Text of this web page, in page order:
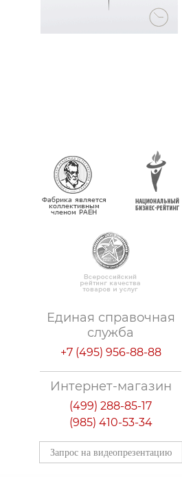
Единая справочная
служба
+7 (495) 956-88-88
Интернет-магазин
(499) 288-85-17
(985) 410-53-34
Запрос на видеопрезентацию